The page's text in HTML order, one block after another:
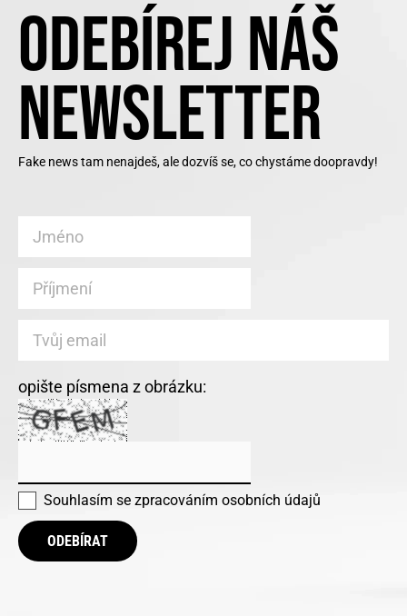
ODEBÍREJ NÁŠ
NEWSLETTER
Fake news tam nenajdeš, ale dozvíš se, co chystáme doopravdy!
opište písmena z obrázku:
Souhlasím se zpracováním osobních údajů
ODEBÍRAT